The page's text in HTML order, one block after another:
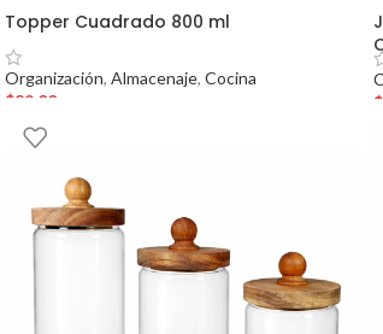
Topper Cuadrado 800 ml
Organización, Almacenaje, Cocina
$89.00
$